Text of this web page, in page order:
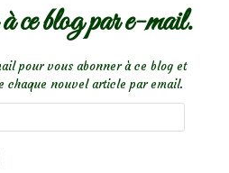
ce blog par e-mail.
pour vous abonner à ce blog et
nouvel article par email.